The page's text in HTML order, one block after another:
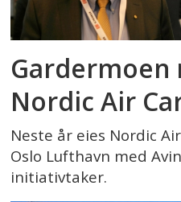
Gardermoen
Nordic Air
Neste år eies Nordic
Oslo Lufthavn med
initiativtaker.